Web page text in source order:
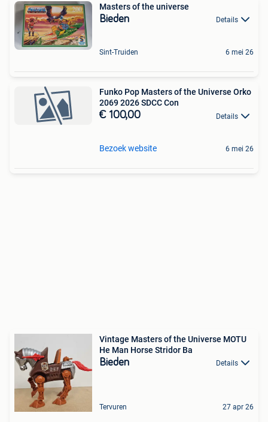
Masters of the universe
Bieden Details
Sint-Truiden 6 mei 26
Funko Pop Masters of the Universe Orko
2069 2026 SDCC Con
€ 100,00 Details
Bezoek website 6 mei 26
Vintage Masters of the Universe MOTU
He Man Horse Stridor Ba
Bieden Details
Tervuren 27 apr 26